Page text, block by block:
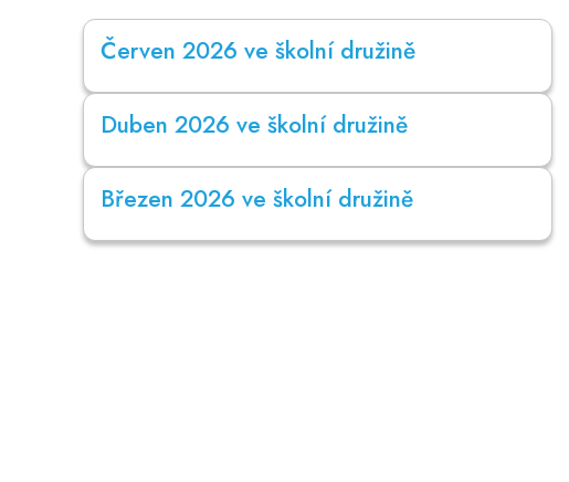
Červen 2026 ve školní družině
Duben 2026 ve školní družině
Březen 2026 ve školní družině